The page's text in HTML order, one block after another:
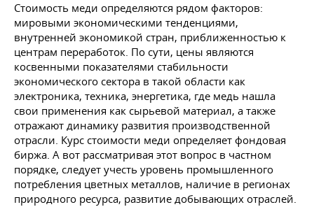
Стоимость меди определяются рядом факторов:
мировыми экономическими тенденциями,
внутренней экономикой стран, приближенностью к
центрам переработок. По сути, цены являются
косвенными показателями стабильности
экономического сектора в такой области как
электроника, техника, энергетика, где медь нашла
свои применения как сырьевой материал, а также
отражают динамику развития производственной
отрасли. Курс стоимости меди определяет фондовая
биржа. А вот рассматривая этот вопрос в частном
порядке, следует учесть уровень промышленного
потребления цветных металлов, наличие в регионах
природного ресурса, развитие добывающих отраслей.